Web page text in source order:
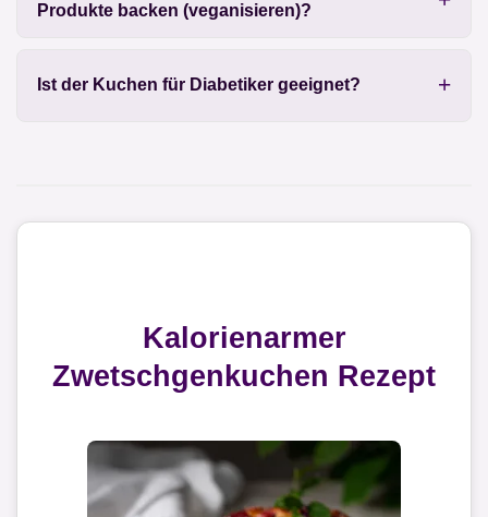
Produkte backen (veganisieren)?
Ist der Kuchen für Diabetiker geeignet?
Kalorienarmer
Zwetschgenkuchen Rezept